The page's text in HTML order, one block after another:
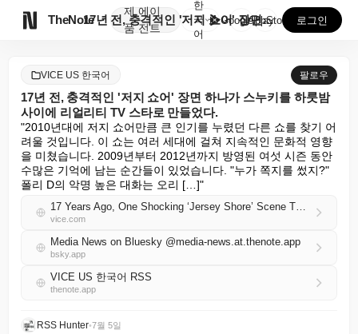
TheNote
제
품
에이
전트
17년 전, 충격적인 '저지 쇼어' 장면 하나가 스누키...
한
국
어
GooglePlay
AppStore 로그인
VICE US 한국어 팔로우
17년 전, 충격적인 '저지 쇼어' 장면 하나가 스누키를 하룻밤
사이에 리얼리티 TV 스타로 만들었다.
"2010년대에 저지 쇼어만큼 큰 인기를 누렸던 다른 쇼를 찾기 어
려울 것입니다. 이 쇼는 여러 세대에 걸쳐 지속적인 문화적 영향
을 미쳤습니다. 2009년부터 2012년까지 방영된 여섯 시즌 동안
수많은 기억에 남는 순간들이 있었습니다. "누가 쪽지를 썼지?"
폴리 D의 악명 높은 대화는 오리 […]"
17 Years Ago, One Shocking ‘Jersey Shore’ Scene Turned Snooki Into a Reality TV Star Overnight
vice.com
Media News on Bluesky @media-news.at.thenote.app
bsky.app
VICE US 한국어 RSS
thenote.app
RSS Hunter•7월 5일